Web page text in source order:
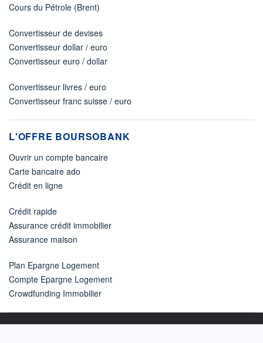
Cours du Pétrole (Brent)
Convertisseur de devises
Convertisseur dollar / euro
Convertisseur euro / dollar
Convertisseur livres / euro
Convertisseur franc suisse / euro
L'OFFRE BOURSOBANK
Ouvrir un compte bancaire
Carte bancaire ado
Crédit en ligne
Crédit rapide
Assurance crédit immobilier
Assurance maison
Plan Epargne Logement
Compte Epargne Logement
Crowdfunding Immobilier